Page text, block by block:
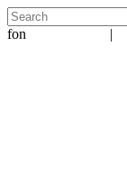
fon |